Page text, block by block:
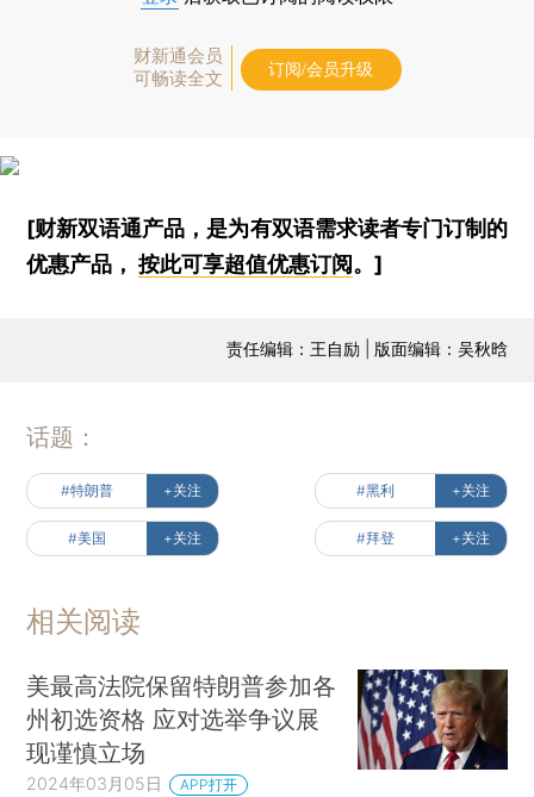
财新通会员
可畅读全文
订阅/会员升级
[财新双语通产品，是为有双语需求读者专门订制的
优惠产品，按此可享超值优惠订阅。]
责任编辑：王自励 | 版面编辑：吴秋晗
话题：
#特朗普 +关注 #黑利 +关注
#美国 +关注 #拜登 +关注
相关阅读
美最高法院保留特朗普参加各
州初选资格 应对选举争议展
现谨慎立场
2024年03月05日 APP打开